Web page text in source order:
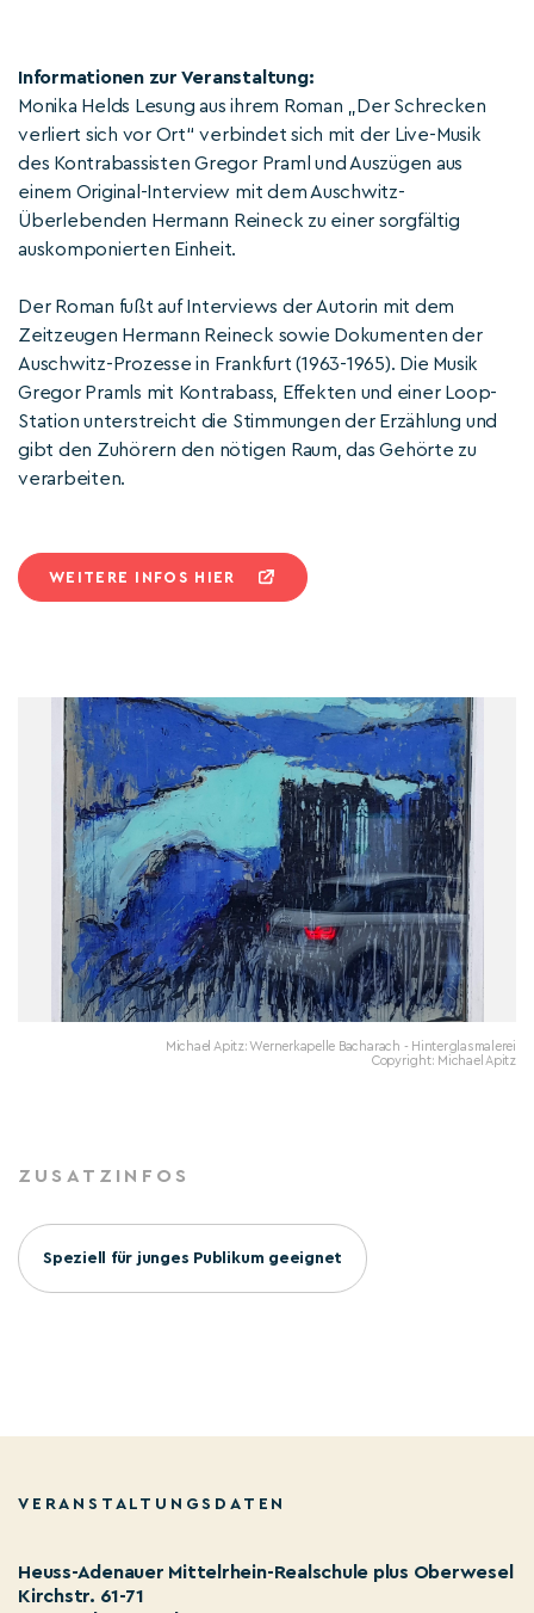
Informationen zur Veranstaltung:
Monika Helds Lesung aus ihrem Roman „Der Schrecken
verliert sich vor Ort“ verbindet sich mit der Live-Musik
des Kontrabassisten Gregor Praml und Auszügen aus
einem Original-Interview mit dem Auschwitz-
Überlebenden Hermann Reineck zu einer sorgfältig
auskomponierten Einheit.
Der Roman fußt auf Interviews der Autorin mit dem
Zeitzeugen Hermann Reineck sowie Dokumenten der
Auschwitz-Prozesse in Frankfurt (1963-1965). Die Musik
Gregor Pramls mit Kontrabass, Effekten und einer Loop-
Station unterstreicht die Stimmungen der Erzählung und
gibt den Zuhörern den nötigen Raum, das Gehörte zu
verarbeiten.
WEITERE INFOS HIER
Michael Apitz: Wernerkapelle Bacharach - Hinterglasmalerei
Copyright: Michael Apitz
ZUSATZINFOS
Speziell für junges Publikum geeignet
VERANSTALTUNGSDATEN
Heuss-Adenauer Mittelrhein-Realschule plus Oberwesel
Kirchstr. 61-71